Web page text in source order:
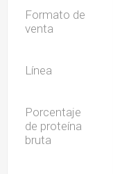
Formato de
venta
Línea
Porcentaje
de proteína
bruta